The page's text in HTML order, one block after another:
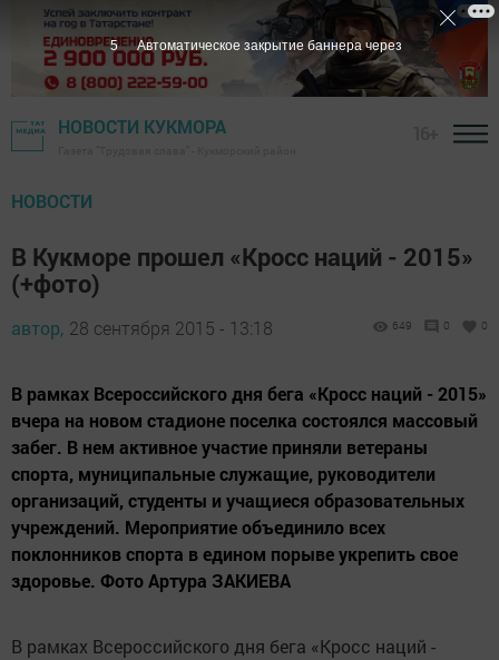
НОВОСТИ КУКМОРА
НОВОСТИ
В Кукморе прошел «Кросс наций - 2015»
(+фото)
автор, 28 сентября 2015 - 13:18 649 0 0
В рамках Всероссийского дня бега «Кросс наций - 2015»
вчера на новом стадионе поселка состоялся массовый
забег. В нем активное участие приняли ветераны
спорта, муниципальные служащие, руководители
организаций, студенты и учащиеся образовательных
учреждений. Мероприятие объединило всех
поклонников спорта в едином порыве укрепить свое
здоровье. Фото Артура ЗАКИЕВА
В рамках Всероссийского дня бега «Кросс наций -
4 Автоматическое закрытие баннера через